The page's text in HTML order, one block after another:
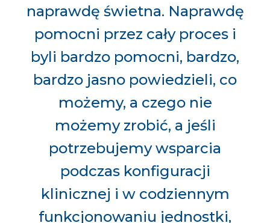
naprawdę świetna. Naprawdę
pomocni przez cały proces i
byli bardzo pomocni, bardzo,
bardzo jasno powiedzieli, co
możemy, a czego nie
możemy zrobić, a jeśli
potrzebujemy wsparcia
podczas konfiguracji
klinicznej i w codziennym
funkcjonowaniu jednostki,